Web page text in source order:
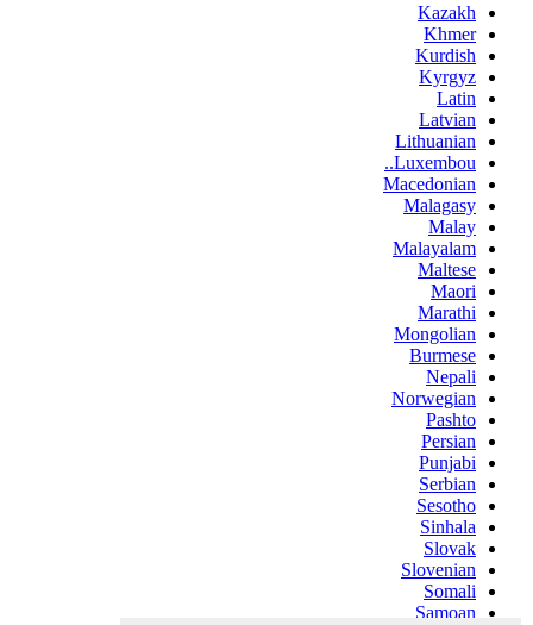
Kazakh
Khmer
Kurdish
Kyrgyz
Latin
Latvian
Lithuanian
Luxembou..
Macedonian
Malagasy
Malay
Malayalam
Maltese
Maori
Marathi
Mongolian
Burmese
Nepali
Norwegian
Pashto
Persian
Punjabi
Serbian
Sesotho
Sinhala
Slovak
Slovenian
Somali
Samoan